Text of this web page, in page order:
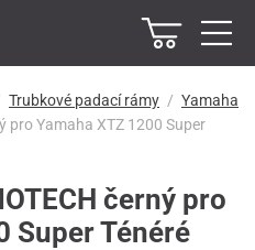
Trubkové padací rámy
Yamaha
pro Yamaha XTZ 1200 Super
černý pro
Super Ténéré